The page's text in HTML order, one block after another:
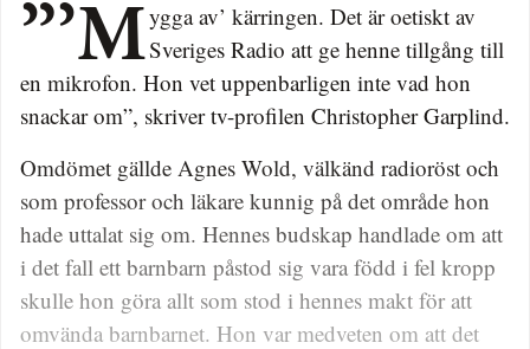
”’Mygga av’ kärringen. Det är oetiskt avSveriges Radio att ge henne tillgång till
en mikrofon. Hon vet uppenbarligen inte vad hon
snackar om”, skriver tv-profilen Christopher Garplind.
Omdömet gällde Agnes Wold, välkänd radioröst och
som professor och läkare kunnig på det område hon
hade uttalat sig om. Hennes budskap handlade om att
i det fall ett barnbarn påstod sig vara född i fel kropp
skulle hon göra allt som stod i hennes makt för att
omvända barnbarnet. Hon var medveten om att det